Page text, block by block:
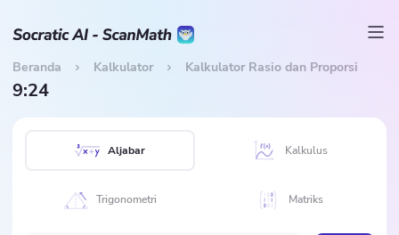
Beranda Kalkulator Kalkulator Rasio dan Proporsi
9:24
Aljabar Kalkulus
Trigonometri Matriks